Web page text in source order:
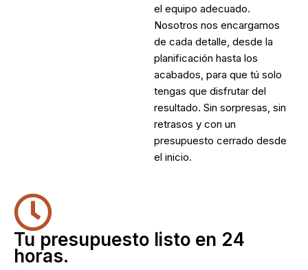
el equipo adecuado.
Nosotros nos encargamos
de cada detalle, desde la
planificación hasta los
acabados, para que tú solo
tengas que disfrutar del
resultado. Sin sorpresas, sin
retrasos y con un
presupuesto cerrado desde
el inicio.
Tu presupuesto listo en 24
horas.